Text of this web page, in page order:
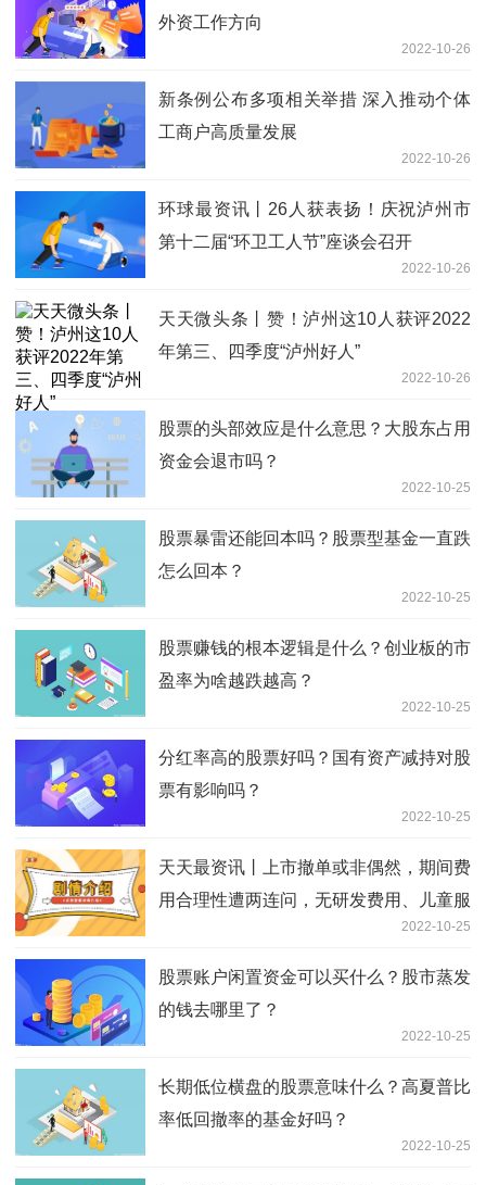
外资工作方向
2022-10-26
新条例公布多项相关举措 深入推动个体
工商户高质量发展
2022-10-26
环球最资讯丨26人获表扬！庆祝泸州市
第十二届“环卫工人节”座谈会召开
2022-10-26
天天微头条丨赞！泸州这10人获评2022
年第三、四季度“泸州好人”
2022-10-26
股票的头部效应是什么意思？大股东占用
资金会退市吗？
2022-10-25
股票暴雷还能回本吗？股票型基金一直跌
怎么回本？
2022-10-25
股票赚钱的根本逻辑是什么？创业板的市
盈率为啥越跌越高？
2022-10-25
分红率高的股票好吗？国有资产减持对股
票有影响吗？
2022-10-25
天天最资讯丨上市撤单或非偶然，期间费
用合理性遭两连问，无研发费用、儿童服
2022-10-25
股票账户闲置资金可以买什么？股市蒸发
的钱去哪里了？
2022-10-25
长期低位横盘的股票意味什么？高夏普比
率低回撤率的基金好吗？
2022-10-25